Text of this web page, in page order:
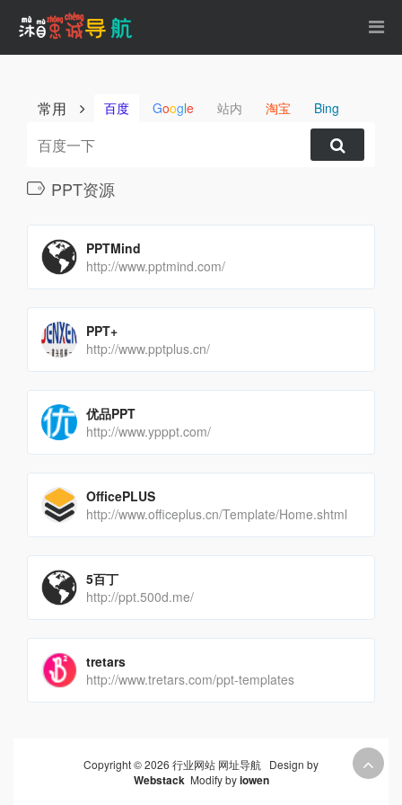
常用 百度 Google 站内 淘宝 Bing
PPT资源
PPTMind
http://www.pptmind.com/
PPT+
http://www.pptplus.cn/
优品PPT
http://www.ypppt.com/
OfficePLUS
http://www.officeplus.cn/Template/Home.shtml
5百丁
http://ppt.500d.me/
tretars
http://www.tretars.com/ppt-templates
Copyright © 2026 行业网站 网址导航 Design by
Webstack Modify byiowen